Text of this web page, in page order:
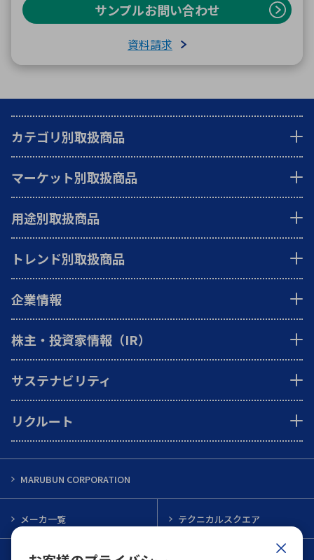
サンプルお問い合わせ
資料請求
カテゴリ別取扱商品
マーケット別取扱商品
用途別取扱商品
トレンド別取扱商品
企業情報
株主・投資家情報（IR）
サステナビリティ
リクルート
MARUBUN CORPORATION
メーカ一覧 テクニカルスクエア